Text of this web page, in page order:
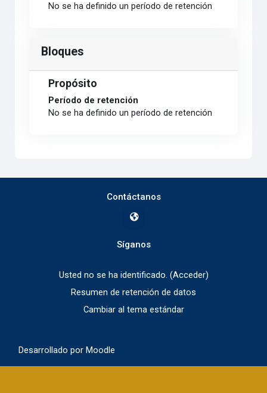
No se ha definido un período de retención
Bloques
Propósito
Período de retención
No se ha definido un período de retención
Contáctanos
Síganos
Usted no se ha identificado. (Acceder)
Resumen de retención de datos
Cambiar al tema estándar
Desarrollado por Moodle